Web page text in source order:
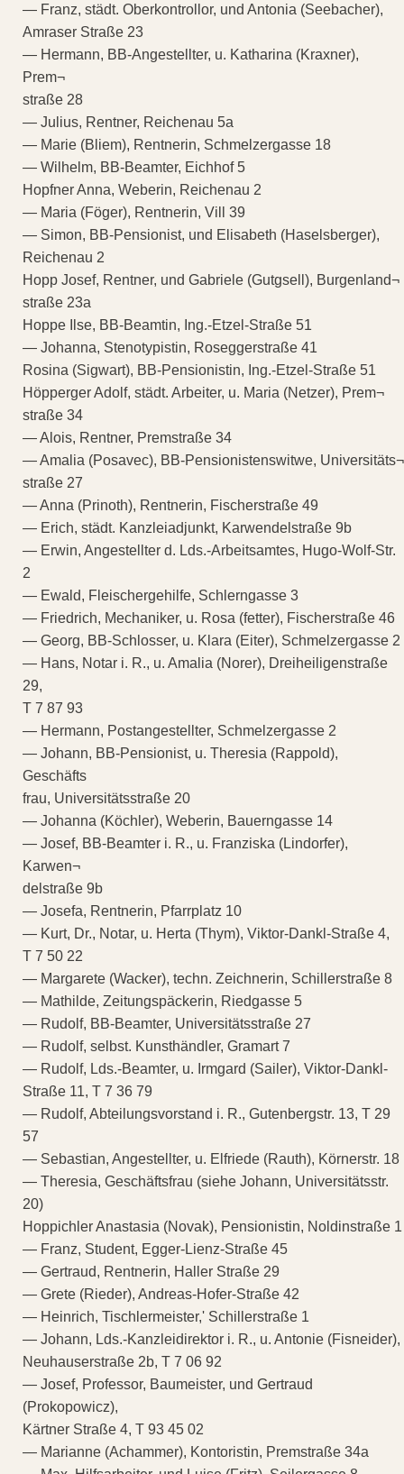
— Franz, städt. Oberkontrollor, und Antonia (Seebacher),
Amraser Straße 23
— Hermann, BB-Angestellter, u. Katharina (Kraxner),
Prem¬
straße 28
— Julius, Rentner, Reichenau 5a
— Marie (Bliem), Rentnerin, Schmelzergasse 18
— Wilhelm, BB-Beamter, Eichhof 5
Hopfner Anna, Weberin, Reichenau 2
— Maria (Föger), Rentnerin, Vill 39
— Simon, BB-Pensionist, und Elisabeth (Haselsberger),
Reichenau 2
Hopp Josef, Rentner, und Gabriele (Gutgsell), Burgenland¬
straße 23a
Hoppe Ilse, BB-Beamtin, Ing.-Etzel-Straße 51
— Johanna, Stenotypistin, Roseggerstraße 41
Rosina (Sigwart), BB-Pensionistin, Ing.-Etzel-Straße 51
Höpperger Adolf, städt. Arbeiter, u. Maria (Netzer), Prem¬
straße 34
— Alois, Rentner, Premstraße 34
— Amalia (Posavec), BB-Pensionistenswitwe, Universitäts¬
straße 27
— Anna (Prinoth), Rentnerin, Fischerstraße 49
— Erich, städt. Kanzleiadjunkt, Karwendelstraße 9b
— Erwin, Angestellter d. Lds.-Arbeitsamtes, Hugo-Wolf-Str.
2
— Ewald, Fleischergehilfe, Schlerngasse 3
— Friedrich, Mechaniker, u. Rosa (fetter), Fischerstraße 46
— Georg, BB-Schlosser, u. Klara (Eiter), Schmelzergasse 2
— Hans, Notar i. R., u. Amalia (Norer), Dreiheiligenstraße
29,
T 7 87 93
— Hermann, Postangestellter, Schmelzergasse 2
— Johann, BB-Pensionist, u. Theresia (Rappold),
Geschäfts
frau, Universitätsstraße 20
— Johanna (Köchler), Weberin, Bauerngasse 14
— Josef, BB-Beamter i. R., u. Franziska (Lindorfer),
Karwen¬
delstraße 9b
— Josefa, Rentnerin, Pfarrplatz 10
— Kurt, Dr., Notar, u. Herta (Thym), Viktor-Dankl-Straße 4,
T 7 50 22
— Margarete (Wacker), techn. Zeichnerin, Schillerstraße 8
— Mathilde, Zeitungspäckerin, Riedgasse 5
— Rudolf, BB-Beamter, Universitätsstraße 27
— Rudolf, selbst. Kunsthändler, Gramart 7
— Rudolf, Lds.-Beamter, u. Irmgard (Sailer), Viktor-Dankl-
Straße 11, T 7 36 79
— Rudolf, Abteilungsvorstand i. R., Gutenbergstr. 13, T 29
57
— Sebastian, Angestellter, u. Elfriede (Rauth), Körnerstr. 18
— Theresia, Geschäftsfrau (siehe Johann, Universitätsstr.
20)
Hoppichler Anastasia (Novak), Pensionistin, Noldinstraße 1
— Franz, Student, Egger-Lienz-Straße 45
— Gertraud, Rentnerin, Haller Straße 29
— Grete (Rieder), Andreas-Hofer-Straße 42
— Heinrich, Tischlermeister,' Schillerstraße 1
— Johann, Lds.-Kanzleidirektor i. R., u. Antonie (Fisneider),
Neuhauserstraße 2b, T 7 06 92
— Josef, Professor, Baumeister, und Gertraud
(Prokopowicz),
Kärtner Straße 4, T 93 45 02
— Marianne (Achammer), Kontoristin, Premstraße 34a